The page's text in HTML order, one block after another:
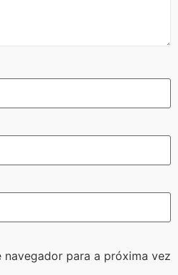
navegador para a próxima vez